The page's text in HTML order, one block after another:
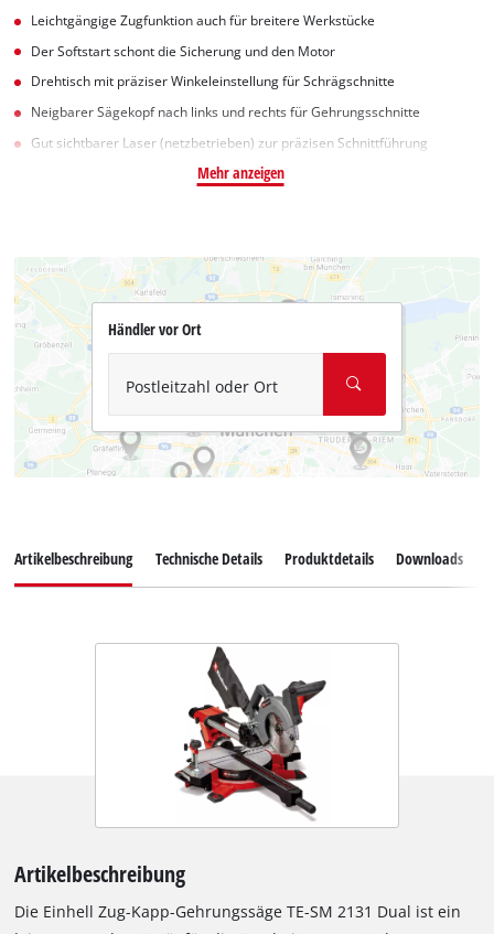
Leichtgängige Zugfunktion auch für breitere Werkstücke
Der Softstart schont die Sicherung und den Motor
Drehtisch mit präziser Winkeleinstellung für Schrägschnitte
Neigbarer Sägekopf nach links und rechts für Gehrungsschnitte
Gut sichtbarer Laser (netzbetrieben) zur präzisen Schnittführung
Mehr anzeigen
Händler vor Ort
Postleitzahl oder Ort
Artikelbeschreibung Technische Details Produktdetails Downloads
Artikelbeschreibung
Die Einhell Zug-Kapp-Gehrungssäge TE-SM 2131 Dual ist ein